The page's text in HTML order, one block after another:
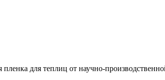
для теплиц от научно-